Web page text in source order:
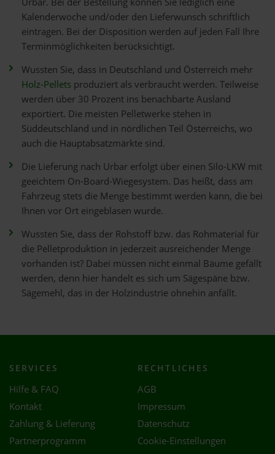
Kalenderwoche und/oder den Lieferwunsch schriftlich
eintragen. Bei der Disposition werden auf jeden Fall Ihre
Terminmöglichkeiten berücksichtigt.
Wussten Sie, dass in Deutschland und Österreich mehr
Holz-Pellets produziert als verbraucht werden. Teilweise
werden über 30 Prozent ins benachbarte Ausland
exportiert. Die meisten Pelletwerke stehen in
Süddeutschland und in nördlichen Teil Österreichs, wo
auch die Hauptabsatzmärkte sind.
Die Lieferung nach Urbar erfolgt über einen Silo-LKW mit
geeichtem On-Board-Wiegesystem. Das heißt, dass am
Fahrzeug stets die Menge bestimmt werden kann, die bei
Ihnen vor Ort eingeblasen wurde.
Wussten Sie, dass der Rohstoff bzw. das Rohmaterial für
die Pelletproduktion in jederzeit ausreichender Menge
vorhanden ist? Dabei müssen nicht einmal Bäume gefällt
werden, denn hier handelt es sich um Sägespäne bzw.
Sägemehl, das in der Holzindustrie ohnehin anfällt.
SERVICES
Hilfe & FAQ
Kontakt
Zahlung & Lieferung
Partnerprogramm
RECHTLICHES
AGB
Impressum
Datenschutz
Cookie-Einstellungen